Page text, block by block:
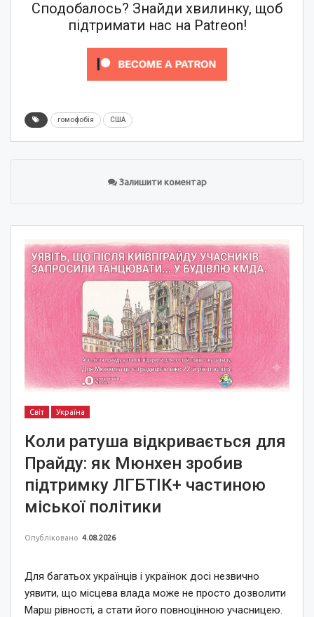
Сподобалось? Знайди хвилинку, щоб
підтримати нас на Patreon!
гомофобія США
Залишити коментар
Світ Україна
Коли ратуша відкривається для
Прайду: як Мюнхен зробив
підтримку ЛГБТІК+ частиною
міської політики
Опубліковано 4.08.2026
Для багатьох українців і українок досі незвично
уявити, що місцева влада може не просто дозволити
Марш рівності, а стати його повноцінною учасницею.